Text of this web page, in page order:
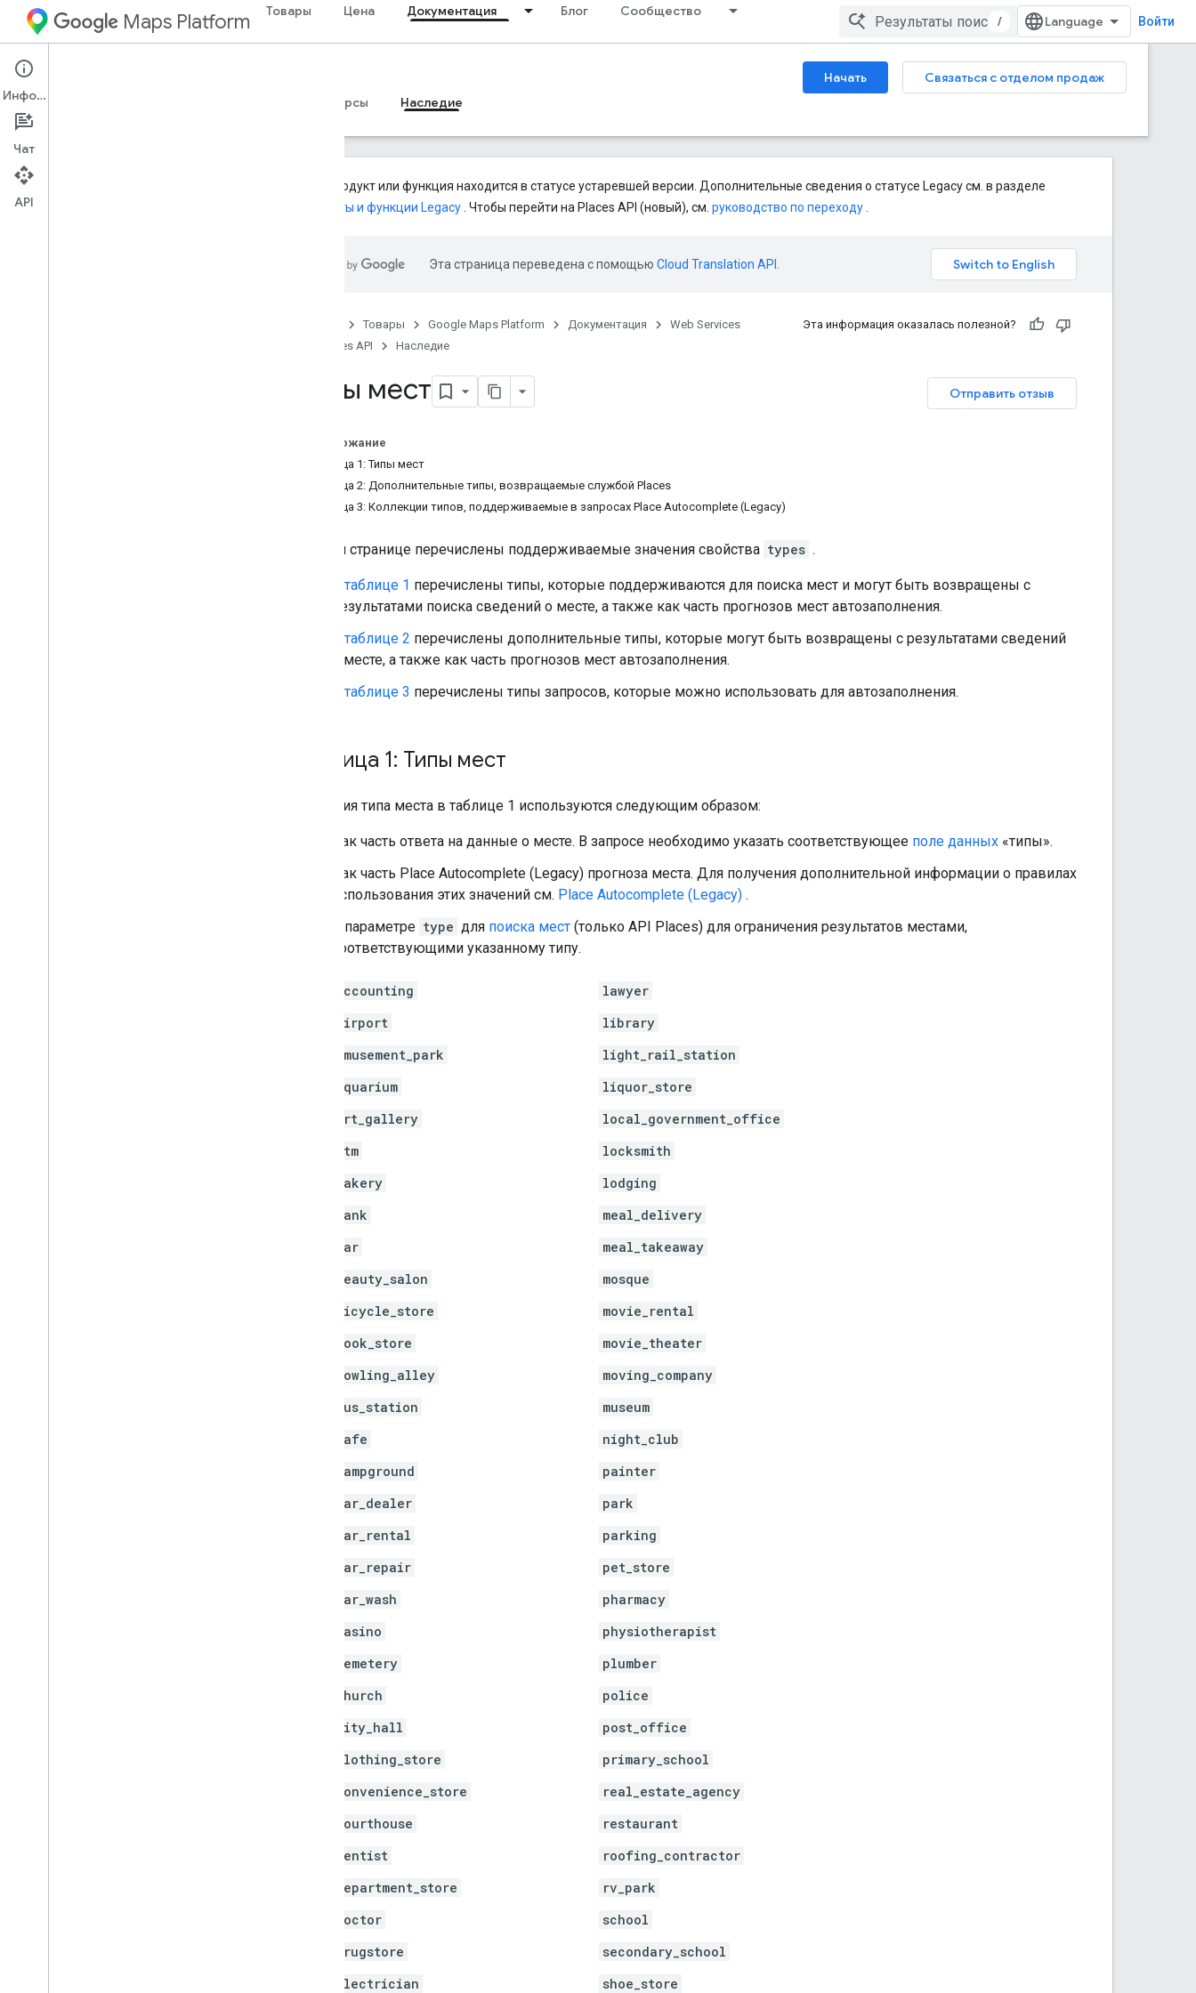
Maps Platform Товары Цена Документация Блог Сообщество
/ Войти
Web Services Начать
Связаться с отделом продаж
Руководства
Ресурсы Наследие
Этот продукт или функция находится в статусе устаревшей версии. Дополнительные сведения о статусе Legacy см. в разделе
Продукты и функции Legacy . Чтобы перейти на Places API (новый), см. руководство по переходу
Эта страница переведена с помощью Cloud Translation API
Товары Google Maps Platform Документация
Web Services
Places API
Наследие
Эта информация оказалась полезной?
Отправить отзыв
Типы мест
Содержание
Таблица 1: Типы мест
Таблица 2: Дополнительные типы, возвращаемые службой Places
Таблица 3: Коллекции типов, поддерживаемые в запросах Place Autocomplete (Legacy)
На этой странице перечислены поддерживаемые значения свойства types .
В таблице 1 перечислены типы, которые поддерживаются для поиска мест и могут быть возвращены с
результатами поиска сведений о месте, а также как часть прогнозов мест автозаполнения.
В таблице 2 перечислены дополнительные типы, которые могут быть возвращены с результатами сведений
о месте, а также как часть прогнозов мест автозаполнения.
В таблице 3 перечислены типы запросов, которые можно использовать для автозаполнения.
Таблица 1: Типы мест
Значения типа места в таблице 1 используются следующим образом:
Как часть ответа на данные о месте. В запросе необходимо указать соответствующее поле данных «типы».
Как часть Place Autocomplete (Legacy) прогноза места. Для получения дополнительной информации о правилах
использования этих значений см. Place Autocomplete (Legacy) .
В параметре type для поиска мест (только API Places) для ограничения результатов местами,
соответствующими указанному типу.
accounting
airport
amusement_park
aquarium
art_gallery
atm
bakery
bank
bar
beauty_salon
bicycle_store
book_store
bowling_alley
bus_station
cafe
campground
car_dealer
car_rental
car_repair
car_wash
casino
cemetery
church
city_hall
clothing_store
convenience_store
courthouse
dentist
department_store
doctor
drugstore
electrician
lawyer
library
light_rail_station
liquor_store
local_government_office
locksmith
lodging
meal_delivery
meal_takeaway
mosque
movie_rental
movie_theater
moving_company
museum
night_club
painter
park
parking
pet_store
pharmacy
physiotherapist
plumber
police
post_office
primary_school
real_estate_agency
restaurant
roofing_contractor
rv_park
school
secondary_school
shoe_store
Информация
Чат
API